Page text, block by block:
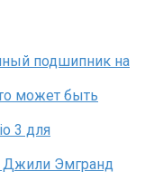
подшипник на
может быть
3 для
Джили Эмгранд